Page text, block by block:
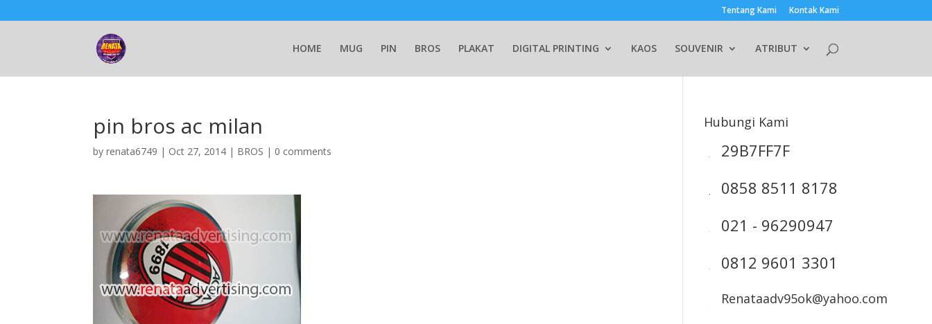
Tentang Kami Kontak Kami
HOME MUG PIN BROS PLAKAT DIGITAL PRINTING KAOS SOUVENIR ATRIBUT
pin bros ac milan
byrenata6749 | Oct 27, 2014 | BROS | 0 comments
Hubungi Kami
29B7FF7F
0858 8511 8178
021 - 96290947
0812 9601 3301
Renataadv95ok@yahoo.com